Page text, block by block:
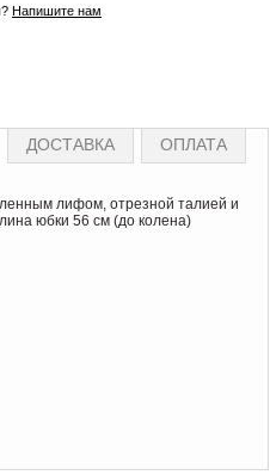
Напишите нам
ДОСТАВКА ОПЛАТА
лифом, отрезной талией и
юбки 56 см (до колена)